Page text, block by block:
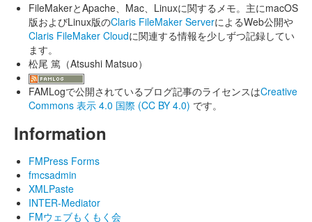
FileMakerとApache、Mac、Linuxに関するメモ。主にmacOS
版およびLinux版のClaris FileMaker ServerによるWeb公開や
Claris FileMaker Cloudに関連する情報を少しずつ記録してい
ます。
松尾 篤（Atsushi Matsuo）
FAMLogで公開されているブログ記事のライセンスはCreative
Commons 表示 4.0 国際 (CC BY 4.0) です。
Information
FMPress Forms
fmcsadmin
XMLPaste
INTER-Mediator
FMウェブもくもく会